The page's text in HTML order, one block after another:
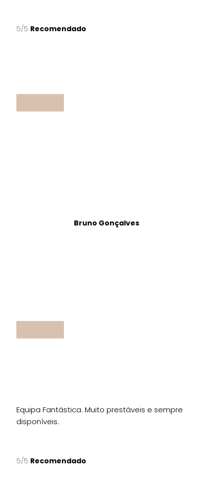
5/5 Recomendado
Bruno Gonçalves
Equipa Fantástica. Muito prestáveis e sempre
disponíveis.
5/5 Recomendado